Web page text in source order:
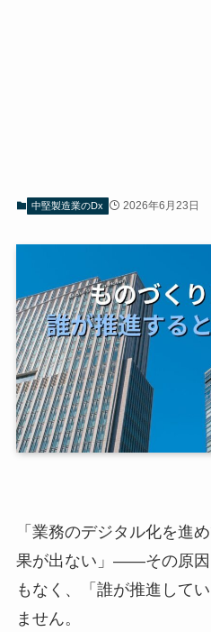
中堅製造業のDx 2026年6月23日
「業務のデジタル化を進
果が出ない」――その原因
もなく、「誰が推進して
ません。